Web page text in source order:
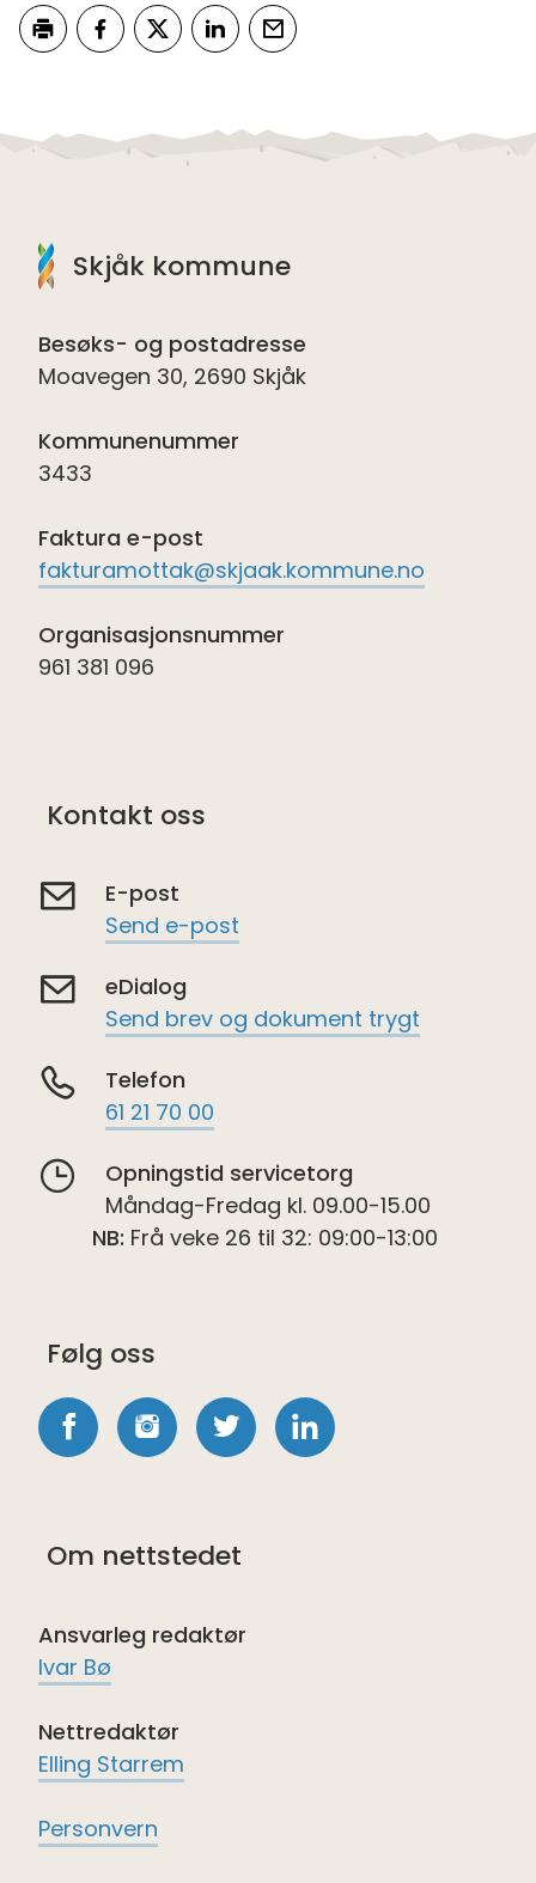
Skjåk kommune
Besøks- og postadresse
Moavegen 30, 2690 Skjåk
Kommunenummer
3433
Faktura e-post
fakturamottak@skjaak.kommune.no
Organisasjonsnummer
961 381 096
Kontakt oss
E-post
Send e-post
eDialog
Send brev og dokument trygt
Telefon
61 21 70 00
Opningstid servicetorg
Måndag-Fredag kl. 09.00-15.00
NB: Frå veke 26 til 32: 09:00-13:00
Følg oss
FacebookInstagramtwitter
Om nettstedet
Ansvarleg redaktør
Ivar Bø
Nettredaktør
Elling Starrem
Personvern